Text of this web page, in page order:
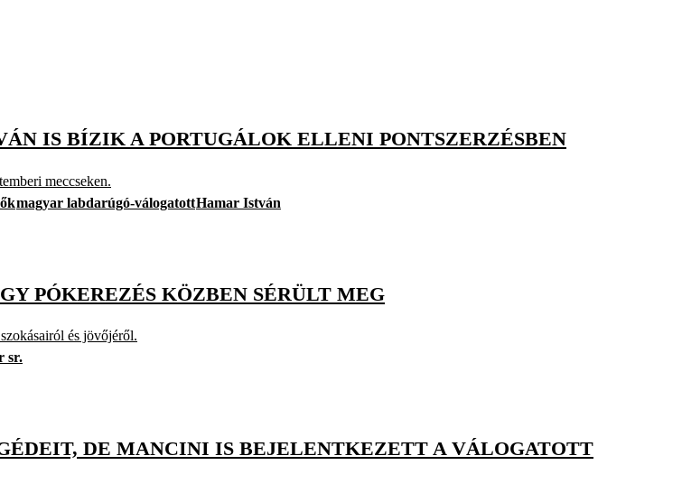
IS BÍZIK A PORTUGÁLOK ELLENI PONTSZERZÉSBEN
meccseken.
magyar labdarúgó-válogatottHamar István
PÓKEREZÉS KÖZBEN SÉRÜLT MEG
és jövőjéről.
sr.
DE MANCINI IS BEJELENTKEZETT A VÁLOGATOTT